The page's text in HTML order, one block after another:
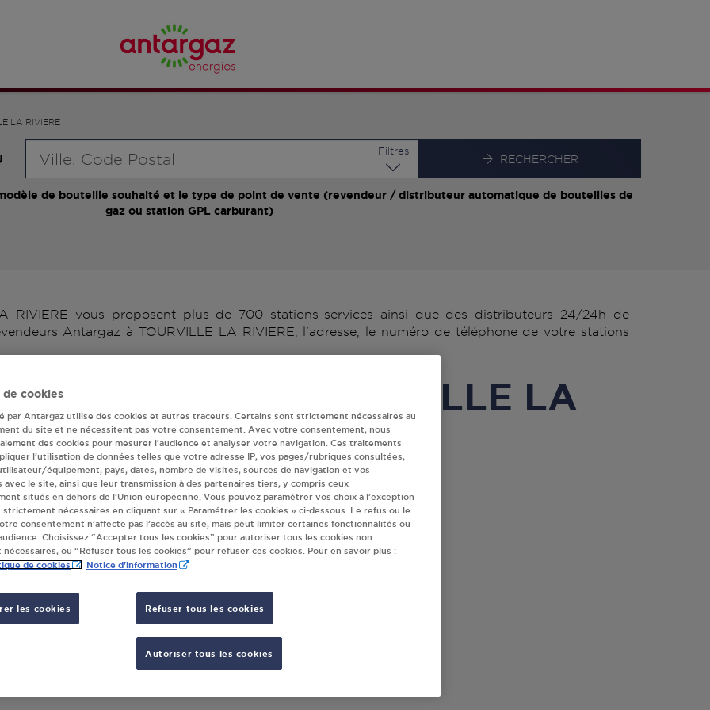
LA RIVIERE
Filtres
RECHERCHER
de bouteille souhaité et le type de point de vente (revendeur / distributeur automatique de bouteilles de
gaz ou station GPL carburant)
RIVIERE vous proposent plus de 700 stations-services ainsi que des distributeurs 24/24h de
Antargaz à TOURVILLE LA RIVIERE, l'adresse, le numéro de téléphone de votre stations
Antargaz à TOURVILLE LA
RIVIERE
AUTOMATIQUE 24/24
TOURVILLE LA RIVIERE
GUSTAVE PICARD
TOURVILLE LA RIVIERE
de cookies
par Antargaz utilise des cookies et autres traceurs. Certains sont strictement nécessaires au
du site et ne nécessitent pas votre consentement. Avec votre consentement, nous
des cookies pour mesurer l’audience et analyser votre navigation. Ces traitements
l’utilisation de données telles que votre adresse IP, vos pages/rubriques consultées,
équipement, pays, dates, nombre de visites, sources de navigation et vos
avec le site, ainsi que leur transmission à des partenaires tiers, y compris ceux
situés en dehors de l’Union européenne. Vous pouvez paramétrer vos choix à l’exception
strictement nécessaires en cliquant sur « Paramétrer les cookies » ci-dessous. Le refus ou le
consentement n’affecte pas l’accès au site, mais peut limiter certaines fonctionnalités ou
Choisissez “Accepter tous les cookies” pour autoriser tous les cookies non
ou “Refuser tous les cookies” pour refuser ces cookies. Pour en savoir plus :
de cookies Notice d'information
les cookies Refuser tous les cookies
Autoriser tous les cookies